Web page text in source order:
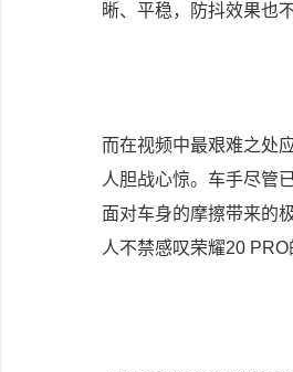
晰、平稳，防抖效果也
而在视频中最艰难之处
人胆战心惊。车手尽管
面对车身的摩擦带来的
人不禁感叹荣耀20